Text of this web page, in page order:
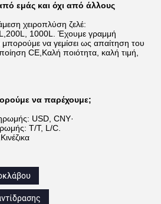
εμάς και όχι από άλλους
χειροπλύση ζελέ:
1000L. Έχουμε γραμμή
να γεμίσει ως απαίτηση του
CE,Καλή ποιότητα, καλή τιμή,
να παρέχουμε;
USD, CNY·
T/T, L/C.